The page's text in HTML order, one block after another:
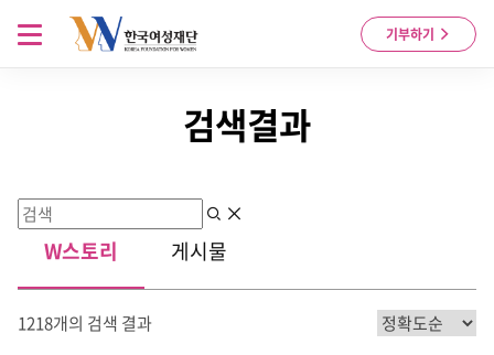
Skip to content
기부하기
메뉴 열기
검색결과
검색지우기
W스토리 게시물
1218개의 검색 결과